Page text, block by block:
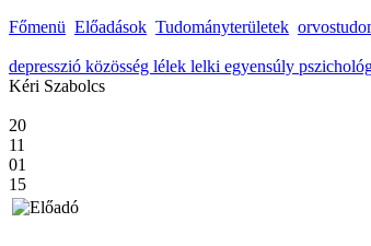
Főmenü Előadások Tudományterületek
depresszió közösség lélek lelki egyensúly
Kéri Szabolcs
20
11
01
15